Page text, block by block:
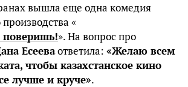
вышла еще одна комедия
«
». На вопрос про
Есееваответила: «Желаю всем
чтобы казахстанское кино
лучше и круче».